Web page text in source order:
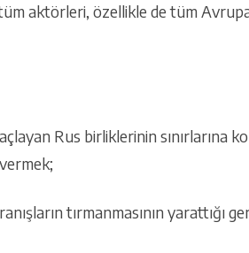
aktörleri, özellikle de tüm
Rus birliklerinin sınırlarına
tırmanmasının yarattığı